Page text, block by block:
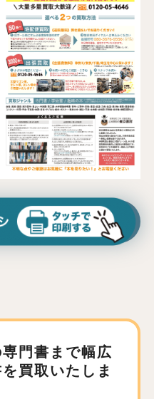
門書まで幅広
買取いたしま